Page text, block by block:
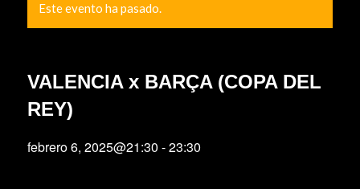
Este evento ha pasado.
VALENCIA x BARÇA (COPA DEL
REY)
febrero 6, 2025@21:30 -23:30